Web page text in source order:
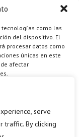
serve
traffic. By clicking
tecnologías como las
del dispositivo. El
procesar datos como
únicas en este
afectar
Sillas de Walt